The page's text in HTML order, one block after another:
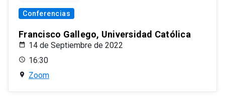
Conferencias
Francisco Gallego, Universidad Católica
14 de Septiembre de 2022
16:30
Zoom